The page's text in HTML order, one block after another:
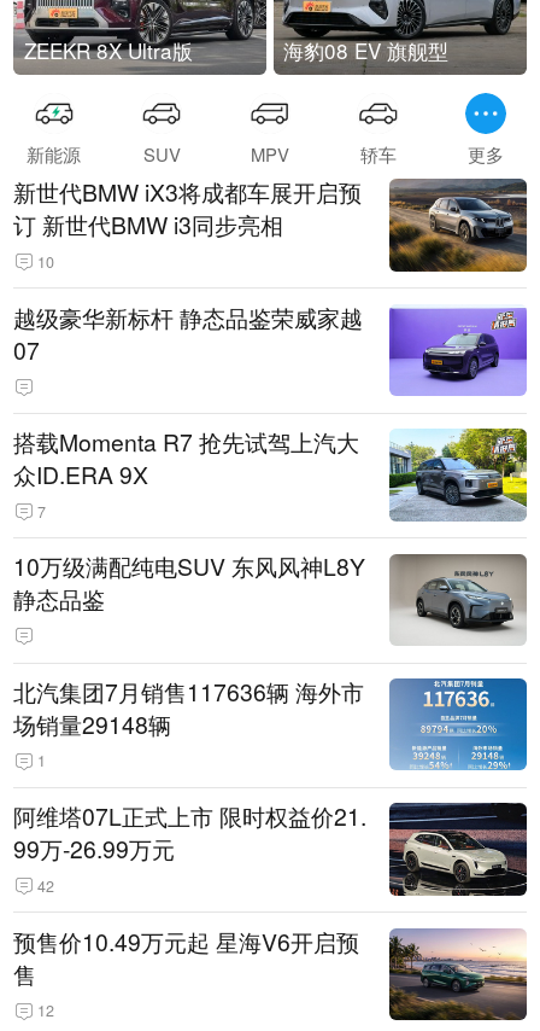
ZEEKR 8X Ultra版 海豹08 EV 旗舰型
新能源 SUV MPV 轿车 更多
新世代BMW iX3将成都车展开启预
订 新世代BMW i3同步亮相
10
越级豪华新标杆 静态品鉴荣威家越
07
搭载Momenta R7 抢先试驾上汽大
众ID.ERA 9X
7
10万级满配纯电SUV 东风风神L8Y
静态品鉴
北汽集团7月销售117636辆 海外市
场销量29148辆
1
阿维塔07L正式上市 限时权益价21.
99万-26.99万元
42
预售价10.49万元起 星海V6开启预
售
12